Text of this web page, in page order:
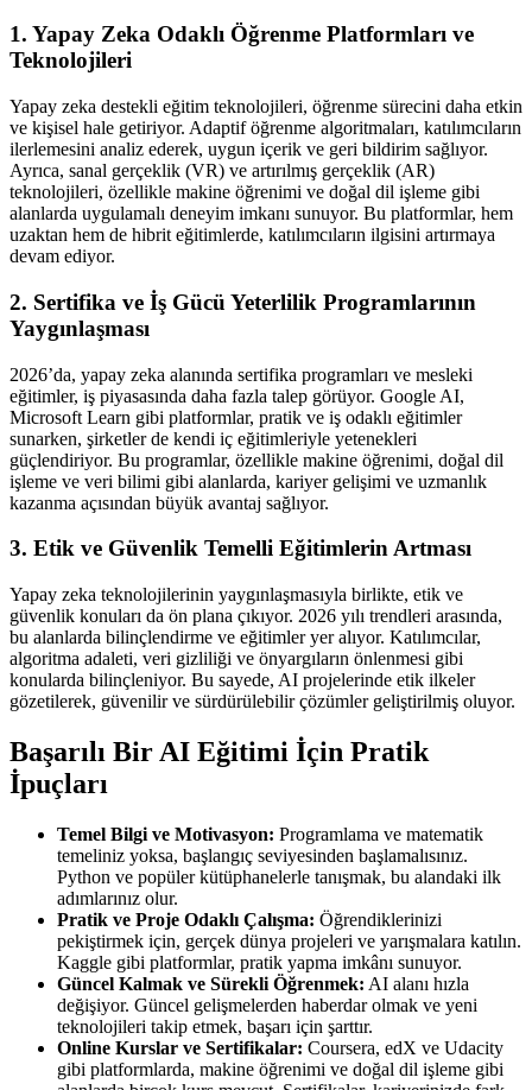
1. Yapay Zeka Odaklı Öğrenme Platformları ve
Teknolojileri
Yapay zeka destekli eğitim teknolojileri, öğrenme sürecini daha etkin
ve kişisel hale getiriyor. Adaptif öğrenme algoritmaları, katılımcıların
ilerlemesini analiz ederek, uygun içerik ve geri bildirim sağlıyor.
Ayrıca, sanal gerçeklik (VR) ve artırılmış gerçeklik (AR)
teknolojileri, özellikle makine öğrenimi ve doğal dil işleme gibi
alanlarda uygulamalı deneyim imkanı sunuyor. Bu platformlar, hem
uzaktan hem de hibrit eğitimlerde, katılımcıların ilgisini artırmaya
devam ediyor.
2. Sertifika ve İş Gücü Yeterlilik Programlarının
Yaygınlaşması
2026’da, yapay zeka alanında sertifika programları ve mesleki
eğitimler, iş piyasasında daha fazla talep görüyor. Google AI,
Microsoft Learn gibi platformlar, pratik ve iş odaklı eğitimler
sunarken, şirketler de kendi iç eğitimleriyle yetenekleri
güçlendiriyor. Bu programlar, özellikle makine öğrenimi, doğal dil
işleme ve veri bilimi gibi alanlarda, kariyer gelişimi ve uzmanlık
kazanma açısından büyük avantaj sağlıyor.
3. Etik ve Güvenlik Temelli Eğitimlerin Artması
Yapay zeka teknolojilerinin yaygınlaşmasıyla birlikte, etik ve
güvenlik konuları da ön plana çıkıyor. 2026 yılı trendleri arasında,
bu alanlarda bilinçlendirme ve eğitimler yer alıyor. Katılımcılar,
algoritma adaleti, veri gizliliği ve önyargıların önlenmesi gibi
konularda bilinçleniyor. Bu sayede, AI projelerinde etik ilkeler
gözetilerek, güvenilir ve sürdürülebilir çözümler geliştirilmiş oluyor.
Başarılı Bir AI Eğitimi İçin Pratik
İpuçları
Temel Bilgi ve Motivasyon: Programlama ve matematik
temeliniz yoksa, başlangıç seviyesinden başlamalısınız.
Python ve popüler kütüphanelerle tanışmak, bu alandaki ilk
adımlarınız olur.
Pratik ve Proje Odaklı Çalışma: Öğrendiklerinizi
pekiştirmek için, gerçek dünya projeleri ve yarışmalara katılın.
Kaggle gibi platformlar, pratik yapma imkânı sunuyor.
Güncel Kalmak ve Sürekli Öğrenmek: AI alanı hızla
değişiyor. Güncel gelişmelerden haberdar olmak ve yeni
teknolojileri takip etmek, başarı için şarttır.
Online Kurslar ve Sertifikalar: Coursera, edX ve Udacity
gibi platformlarda, makine öğrenimi ve doğal dil işleme gibi